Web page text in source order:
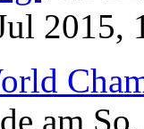
2015,
am